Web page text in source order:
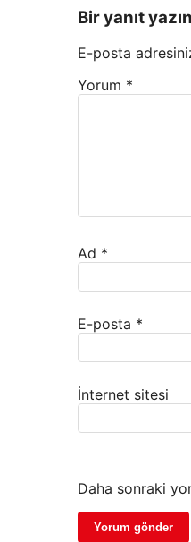
Bir yanıt yazın
E-posta
Yorum *
Ad *
E-posta *
İnternet sitesi
Daha sonraki